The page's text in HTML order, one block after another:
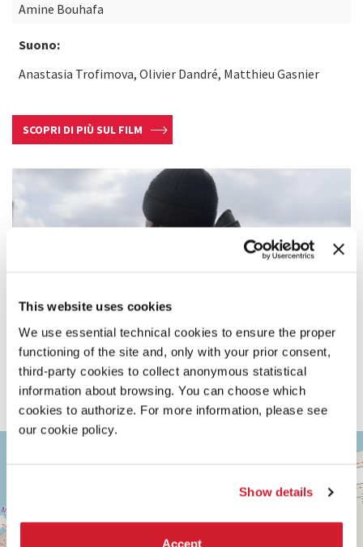
This website uses cookies
We use essential technical cookies to ensure the proper
functioning of the site and, only with your prior consent,
third-party cookies to collect anonymous statistical
information about browsing. You can choose which
cookies to authorize. For more information, please see
our cookie policy.
Show details
Accept
Amine Bouhafa
Suono:
Anastasia Trofimova, Olivier Dandré, Matthieu Gasnier
SCOPRI DI PIÙ SUL FILM
9
30126
Lido